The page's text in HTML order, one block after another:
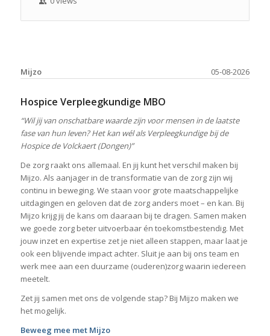
05-08-2026
Mijzo
Hospice Verpleegkundige MBO
“Wil jij van onschatbare waarde zijn voor mensen in de laatste
fase van hun leven? Het kan wél als Verpleegkundige bij de
Hospice de Volckaert (Dongen)”
De zorg raakt ons allemaal. En jij kunt het verschil maken bij
Mijzo. Als aanjager in de transformatie van de zorg zijn wij
continu in beweging. We staan voor grote maatschappelijke
uitdagingen en geloven dat de zorg anders moet – en kan. Bij
Mijzo krijg jij de kans om daaraan bij te dragen. Samen maken
we goede zorg beter uitvoerbaar én toekomstbestendig. Met
jouw inzet en expertise zet je niet alleen stappen, maar laat je
ook een blijvende impact achter. Sluit je aan bij ons team en
werk mee aan een duurzame (ouderen)zorg waarin iedereen
meetelt.
Zet jij samen met ons de volgende stap? Bij Mijzo maken we
het mogelijk.
Beweeg mee met Mijzo